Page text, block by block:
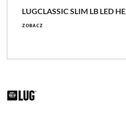
LUGCLASSIC SLIM LB LED HE
ZOBACZ